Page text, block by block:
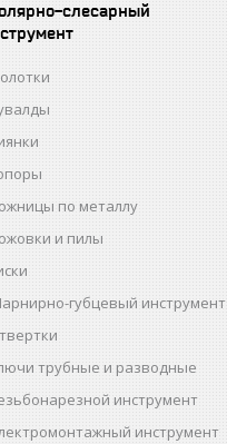
слесарный
по металлу
и пилы
губцевый инструмент
трубные и разводные
инструмент
инструмент